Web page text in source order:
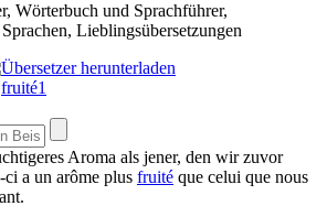
Wörterbuch und Sprachführer,
Lieblingsübersetzungen
fruité1
Aroma als jener, den wir zuvor
a un arôme plus fruité que celui que nous